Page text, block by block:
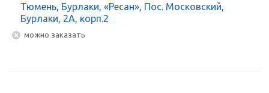
Тюмень, Бурлаки, «Ресан», Пос. Московский,
Бурлаки, 2А, корп.2
Можно заказать